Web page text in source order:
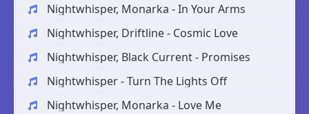
Nightwhisper, Monarka - In Your Arms
Nightwhisper, Driftline - Cosmic Love
Nightwhisper, Black Current - Promises
Nightwhisper - Turn The Lights Off
Nightwhisper, Monarka - Love Me